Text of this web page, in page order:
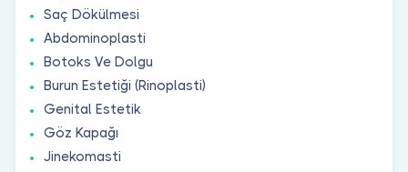
Saç Dökülmesi
Abdominoplasti
Botoks Ve Dolgu
Burun Estetiği (Rinoplasti)
Genital Estetik
Göz Kapağı
Jinekomasti